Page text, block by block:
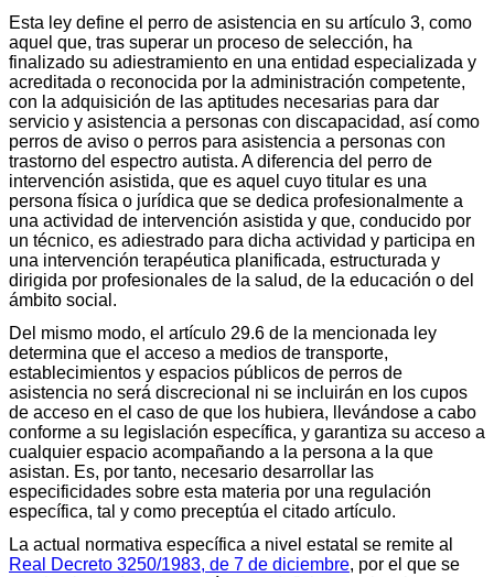
Esta ley define el perro de asistencia en su artículo 3, como
aquel que, tras superar un proceso de selección, ha
finalizado su adiestramiento en una entidad especializada y
acreditada o reconocida por la administración competente,
con la adquisición de las aptitudes necesarias para dar
servicio y asistencia a personas con discapacidad, así como
perros de aviso o perros para asistencia a personas con
trastorno del espectro autista. A diferencia del perro de
intervención asistida, que es aquel cuyo titular es una
persona física o jurídica que se dedica profesionalmente a
una actividad de intervención asistida y que, conducido por
un técnico, es adiestrado para dicha actividad y participa en
una intervención terapéutica planificada, estructurada y
dirigida por profesionales de la salud, de la educación o del
ámbito social.
Del mismo modo, el artículo 29.6 de la mencionada ley
determina que el acceso a medios de transporte,
establecimientos y espacios públicos de perros de
asistencia no será discrecional ni se incluirán en los cupos
de acceso en el caso de que los hubiera, llevándose a cabo
conforme a su legislación específica, y garantiza su acceso a
cualquier espacio acompañando a la persona a la que
asistan. Es, por tanto, necesario desarrollar las
especificidades sobre esta materia por una regulación
específica, tal y como preceptúa el citado artículo.
La actual normativa específica a nivel estatal se remite al
Real Decreto 3250/1983, de 7 de diciembre, por el que se